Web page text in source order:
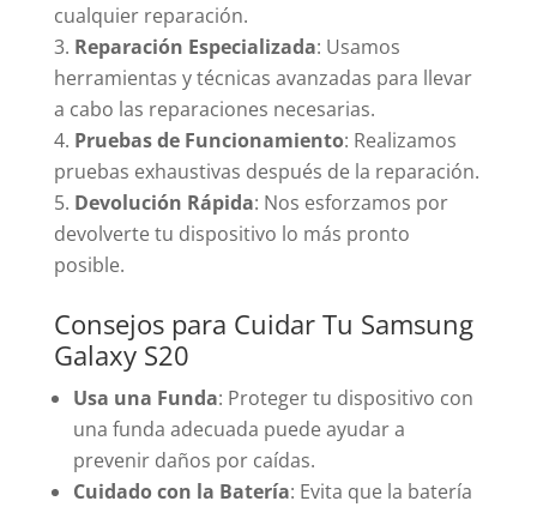
cualquier reparación.
Reparación Especializada: Usamos
herramientas y técnicas avanzadas para llevar
a cabo las reparaciones necesarias.
Pruebas de Funcionamiento: Realizamos
pruebas exhaustivas después de la reparación.
Devolución Rápida: Nos esforzamos por
devolverte tu dispositivo lo más pronto
posible.
Consejos para Cuidar Tu Samsung
Galaxy S20
Usa una Funda: Proteger tu dispositivo con
una funda adecuada puede ayudar a
prevenir daños por caídas.
Cuidado con la Batería: Evita que la batería